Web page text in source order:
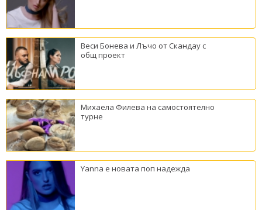
Веси Бонева и Лъчо от Скандау с
общ проект
Михаела Филева на самостоятелно
турне
Yanna е новата поп надежда